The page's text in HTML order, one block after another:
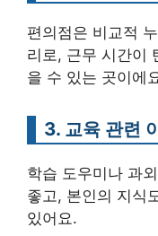
편의점은 비교적
리로, 근무 시간이
을 수 있는 곳이에
3. 교육 관련
학습 도우미나 과
좋고, 본인의 지식
있어요.